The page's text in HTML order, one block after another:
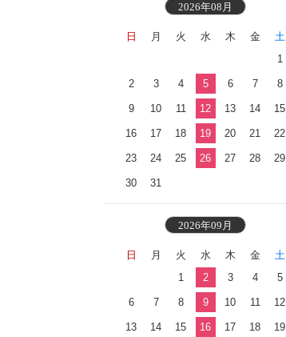
2026年08月
日 月 火 水 木 金
土
1
2 3 4 5 6 7 8
9 10 11 12 13 14 15
16 17 18 19 20 21 22
23 24 25 26 27 28 29
30 31
2026年09月
日 月 火 水 木 金
土
1
2 3 4 5
6 7 8 9 10 11 12
13 14 15 16 17 18 19